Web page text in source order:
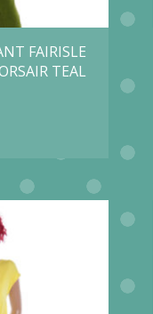
FAIRISLE
TEAL